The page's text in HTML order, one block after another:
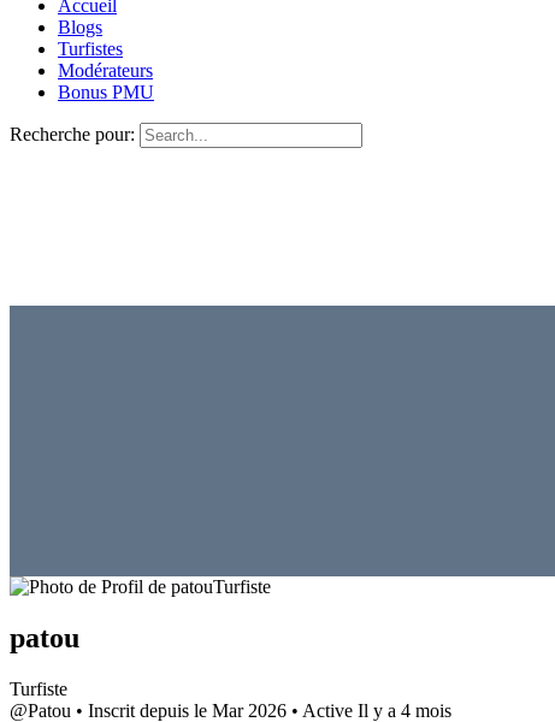
Accueil
Blogs
Turfistes
Modérateurs
Bonus PMU
Recherche pour:
Turfiste
patou
Turfiste
@Patou • Inscrit depuis le Mar 2026 • Active Il y a 4 mois